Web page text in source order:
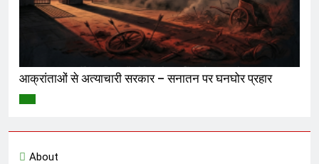
आक्रांताओं से अत्याचारी सरकार – सनातन पर घनघोर प्रहार
About